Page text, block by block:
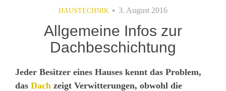
HAUSTECHNIK 3. August 2016
Allgemeine Infos zur
Dachbeschichtung
Jeder Besitzer eines Hauses kennt das Problem,
das Dach zeigt Verwitterungen, obwohl die